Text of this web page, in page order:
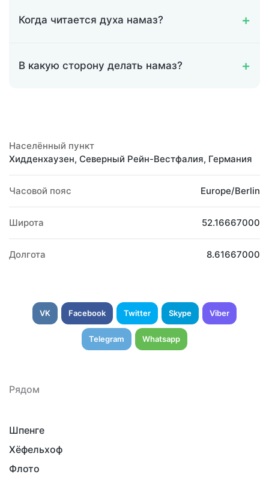
Когда читается духа намаз?
В какую сторону делать намаз?
Населённый пункт
Хидденхаузен, Северный Рейн-Вестфалия, Германия
Часовой пояс Europe/Berlin
Широта 52.16667000
Долгота 8.61667000
VK Facebook Twitter Skype Viber
Telegram Whatsapp
Рядом
Шпенге
Хёфельхоф
Флото